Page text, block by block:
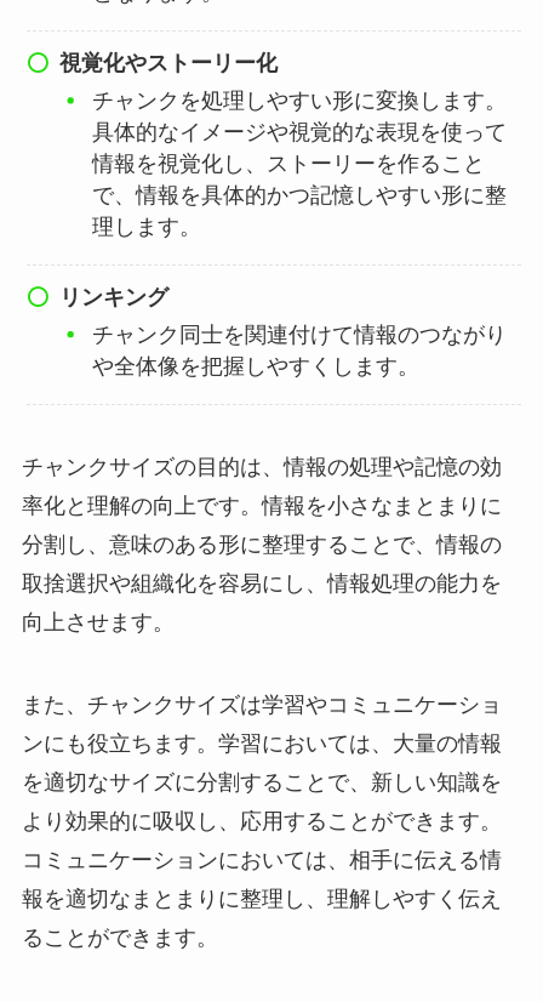
視覚化やストーリー化
チャンクを処理しやすい形に変換します。
具体的なイメージや視覚的な表現を使って
情報を視覚化し、ストーリーを作ること
で、情報を具体的かつ記憶しやすい形に整
理します。
リンキング
チャンク同士を関連付けて情報のつながり
や全体像を把握しやすくします。
チャンクサイズの目的は、情報の処理や記憶の効
率化と理解の向上です。情報を小さなまとまりに
分割し、意味のある形に整理することで、情報の
取捨選択や組織化を容易にし、情報処理の能力を
向上させます。
また、チャンクサイズは学習やコミュニケーショ
ンにも役立ちます。学習においては、大量の情報
を適切なサイズに分割することで、新しい知識を
より効果的に吸収し、応用することができます。
コミュニケーションにおいては、相手に伝える情
報を適切なまとまりに整理し、理解しやすく伝え
ることができます。